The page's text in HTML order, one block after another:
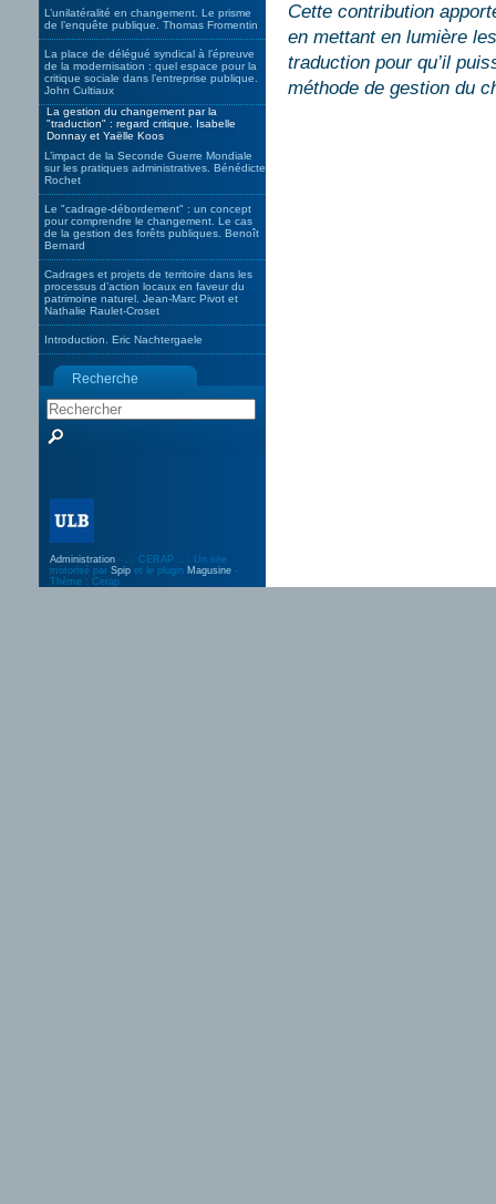
L’unilatéralité en changement. Le prisme
de l’enquête publique. Thomas Fromentin
La place de délégué syndical à l’épreuve
de la modernisation : quel espace pour la
critique sociale dans l’entreprise publique.
John Cultiaux
La gestion du changement par la
"traduction" : regard critique. Isabelle
Donnay et Yaëlle Koos
L’impact de la Seconde Guerre Mondiale
sur les pratiques administratives. Bénédicte
Rochet
Le "cadrage-débordement" : un concept
pour comprendre le changement. Le cas
de la gestion des forêts publiques. Benoît
Bernard
Cadrages et projets de territoire dans les
processus d’action locaux en faveur du
patrimoine naturel. Jean-Marc Pivot et
Nathalie Raulet-Croset
Introduction. Eric Nachtergaele
Recherche
Cette contribution
en mettant en lumière
traduction pour qu’il
méthode de gestion du
Administration - . : CERAP :. : Un site
motorisé par Spip et le plugin Magusine -
Thème : Cerap